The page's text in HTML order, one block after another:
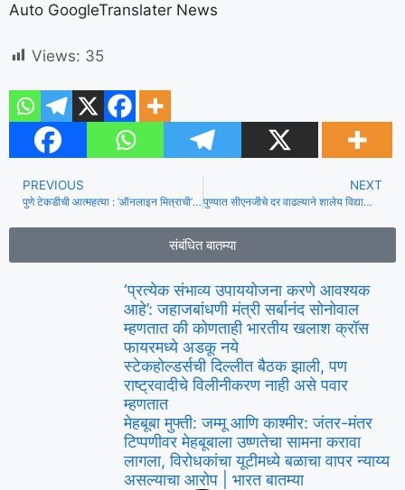
Auto GoogleTranslater News
Views: 35
PREVIOUS
पुणे टेकडीची आत्महत्या : ‘ऑनलाइन मित्राची’ वैवाहिक वितुष्ट, रजेवरून महिला सहकाऱ्यांचा छळ; नवीन तपशील समोर येतात
NEXT
पुण्यात सीएनजीचे दर वाढल्याने शालेय विद्यार्थ्यांना घेऊन जाणाऱ्या ऑटोचालकांनी शुल्क वाढवण्याची मागणी केली, पालकांची नाराजी
संबंधित बातम्या
‘प्रत्येक संभाव्य उपाययोजना करणे आवश्यक
आहे’: जहाजबांधणी मंत्री सर्बानंद सोनोवाल
म्हणतात की कोणताही भारतीय खलाश क्रॉस
फायरमध्ये अडकू नये
स्टेकहोल्डर्सची दिल्लीत बैठक झाली, पण
राष्ट्रवादीचे विलीनीकरण नाही असे पवार
म्हणतात
मेहबूबा मुफ्ती: जम्मू आणि काश्मीर: जंतर-मंतर
टिप्पणीवर मेहबूबाला उष्णतेचा सामना करावा
लागला, विरोधकांचा यूटीमध्ये बळाचा वापर न्याय्य
असल्याचा आरोप | भारत बातम्या